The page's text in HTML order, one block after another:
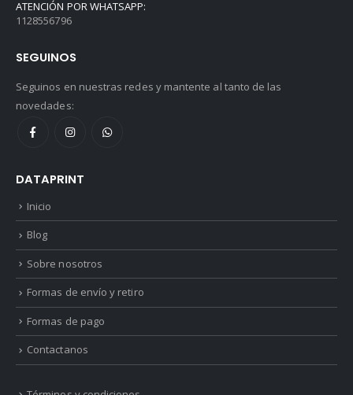
ATENCIÓN POR WHATSAPP:
1128556796
SEGUINOS
Seguinos en nuestras redes y mantente al tanto de las
novedades:
DATAPRINT
Inicio
Blog
Sobre nosotros
Formas de envío y retiro
Formas de pago
Contactanos